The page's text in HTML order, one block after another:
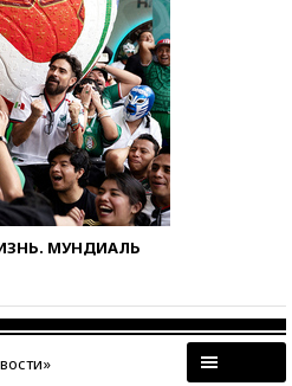
МУНДИАЛЬ